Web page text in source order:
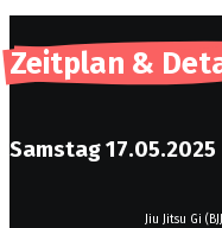
Zeitplan &
Samstag 17.05.2025
Jiu Jitsu Gi